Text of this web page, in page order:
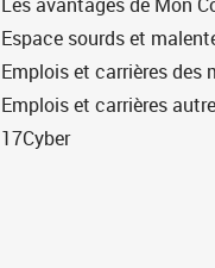
Espace sourds et
Emplois et carrières des
Emplois et carrières
17Cyber